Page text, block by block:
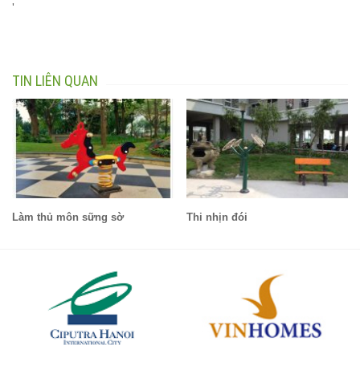
'
TIN LIÊN QUAN
Làm thủ môn sững sờ Thi nhịn đói